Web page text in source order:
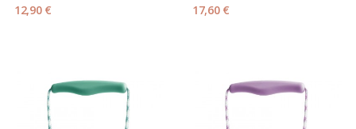
12,90 €
17,60 €